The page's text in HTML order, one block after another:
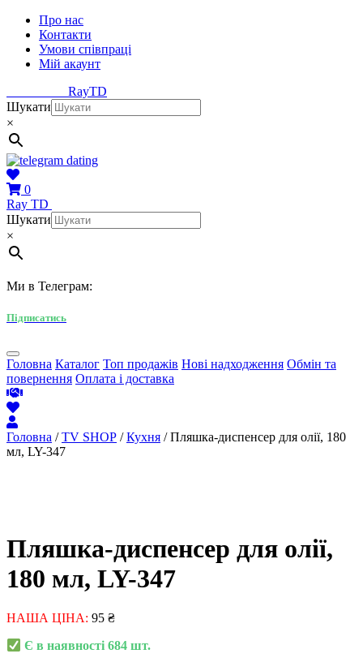
Про нас
Контакти
Умови співпраці
Мій акаунт
RayTD
Шукати
×
0
Ray TD
Шукати
×
Ми в Телеграм:
Підписатись
Головна Каталог Топ продажів Нові надходження Обмін та
повернення Оплата і доставка
Головна /TV SHOP /Кухня / Пляшка-диспенсер для олії, 180
мл, LY-347
Пляшка-диспенсер для олії,
180 мл, LY-347
НАША ЦІНА: 95 ₴
Є в наявності 684 шт.